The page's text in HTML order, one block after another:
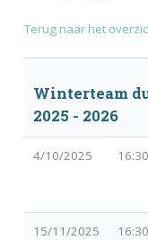
Terug naar het
Winterteam
2025 - 2026
4/10/2025 16:30
15/11/2025 16:30